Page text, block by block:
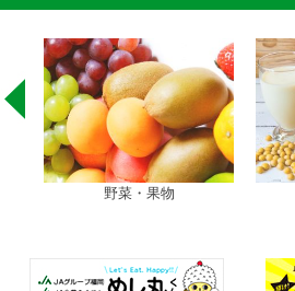
ジュース・豆乳